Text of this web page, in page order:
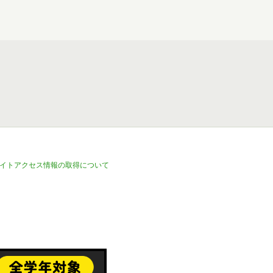
トアクセス情報の取得について